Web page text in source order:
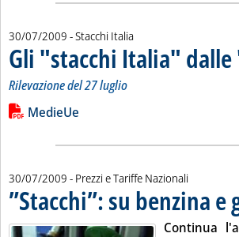
30/07/2009 - Stacchi Italia
Gli "stacchi Italia"
. Sottotitolo: Rilevazione del 27 luglio
. Pubblicata giovedì 30 luglio 2009 alle 11.45.
Rilevazione del 27 luglio
Leggi tutta la notizia: 'Gli "stacchi Italia"
Lista allegati PDF alla notizia
MedieUe
30/07/2009 - Prezzi e Tariffe Nazionali
”Stacchi”: su benzina e
Continua